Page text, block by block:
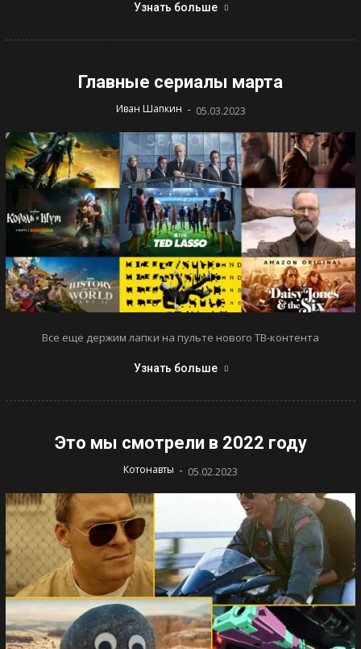
Узнать больше
Главные сериалы марта
Иван Шапкин - 05.03.2023
Все еще держим лапки на пульте нового ТВ-контента
Узнать больше
Это мы смотрели в 2022 году
Котонавты - 05.02.2023